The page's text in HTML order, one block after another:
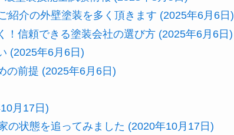
紹介の外壁塗装を多く頂きます (2025年6月6日)
！信頼できる塗装会社の選び方 (2025年6月6日)
(2025年6月6日)
の前提 (2025年6月6日)
月17日)
の状態を追ってみました (2020年10月17日)